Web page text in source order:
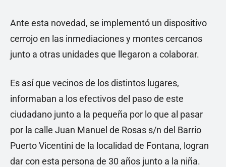
Ante esta novedad, se implementó un dispositivo
cerrojo en las inmediaciones y montes cercanos
junto a otras unidades que llegaron a colaborar.
Es así que vecinos de los distintos lugares,
informaban a los efectivos del paso de este
ciudadano junto a la pequeña por lo que al pasar
por la calle Juan Manuel de Rosas s/n del Barrio
Puerto Vicentini de la localidad de Fontana, logran
dar con esta persona de 30 años junto a la niña.